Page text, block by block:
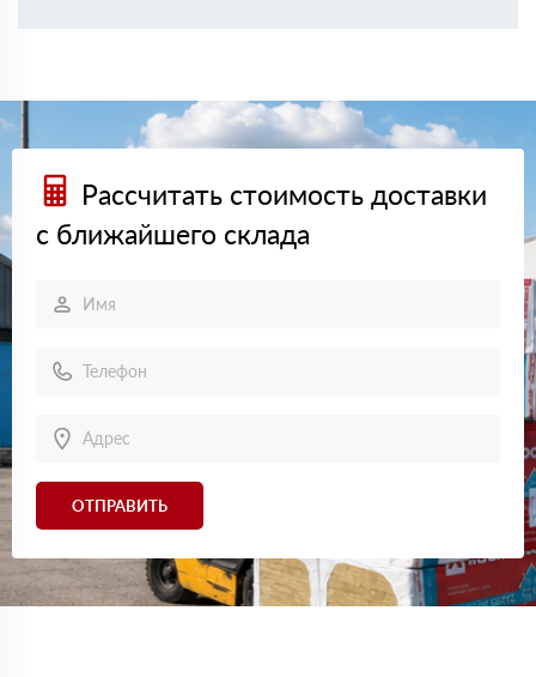
Рассчитать стоимость доставки
с ближайшего склада
ОТПРАВИТЬ